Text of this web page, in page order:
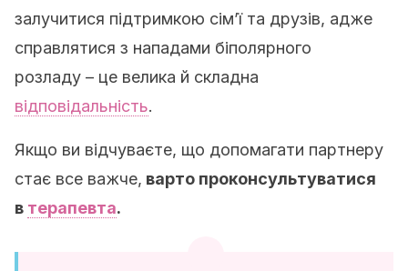
залучитися підтримкою сім’ї та друзів, адже
справлятися з нападами біполярного
розладу – це велика й складна
відповідальність.
Якщо ви відчуваєте, що допомагати партнеру
стає все важче, варто проконсультуватися
в терапевта.